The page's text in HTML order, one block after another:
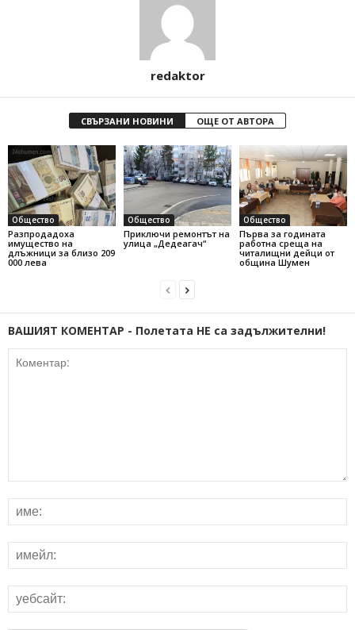
redaktor
СВЪРЗАНИ НОВИНИ ОЩЕ ОТ АВТОРА
Общество
Разпродадоха
имущество на
длъжници за близо 209
000 лева
Общество
Приключи ремонтът на
улица „Дедеагач“
Общество
Първа за годината
работна среща на
читалищни дейци от
община Шумен
ВАШИЯТ КОМЕНТАР - Полетата НЕ са задължителни!